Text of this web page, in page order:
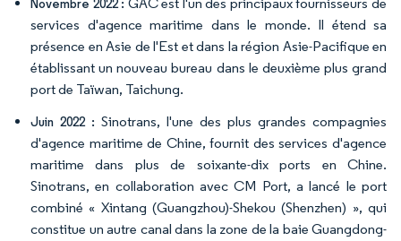
Novembre 2022 : GAC est l'un des principaux fournisseurs de
services d'agence maritime dans le monde. Il étend sa
présence en Asie de l'Est et dans la région Asie-Pacifique en
établissant un nouveau bureau dans le deuxième plus grand
port de Taïwan, Taichung.
Juin 2022 : Sinotrans, l'une des plus grandes compagnies
d'agence maritime de Chine, fournit des services d'agence
maritime dans plus de soixante-dix ports en Chine.
Sinotrans, en collaboration avec CM Port, a lancé le port
combiné « Xintang (Guangzhou)-Shekou (Shenzhen) », qui
constitue un autre canal dans la zone de la baie Guangdong-